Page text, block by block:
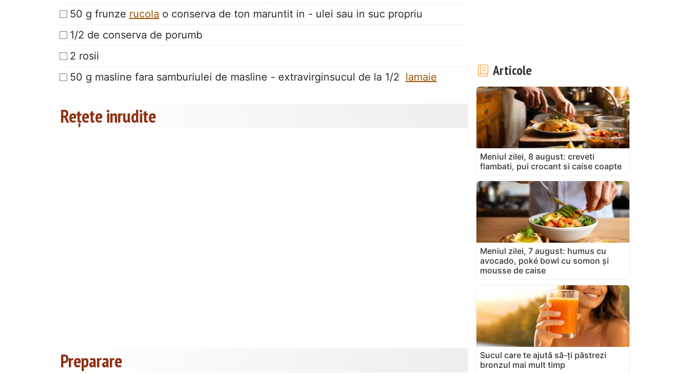
50 g frunze rucola o conserva de ton maruntit in - ulei sau in suc propriu
1/2 de conserva de porumb
2 rosii
50 g masline fara samburiulei de masline - extravirginsucul de la 1/2 lamaie
Rețete inrudite
Preparare
Articole
Meniul zilei, 8 august: creveti
flambati, pui crocant si caise coapte
Meniul zilei, 7 august: humus cu
avocado, poké bowl cu somon și
mousse de caise
Sucul care te ajută să-ți păstrezi
bronzul mai mult timp